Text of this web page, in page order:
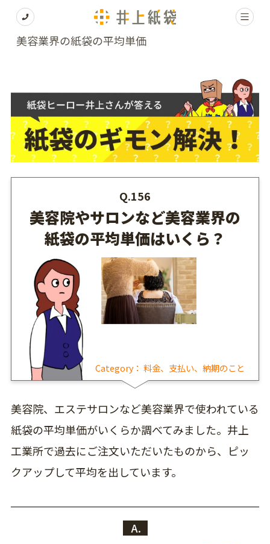
美容業界の紙袋の平均単価
Q.156
美容院やサロンなど美容業界の
紙袋の平均単価はいくら？
Category：料金、支払い、納期のこと
美容院、エステサロンなど美容業界で使われている
紙袋の平均単価がいくらか調べてみました。井上
工業所で過去にご注文いただいたものから、ピッ
クアップして平均を出しています。
A.